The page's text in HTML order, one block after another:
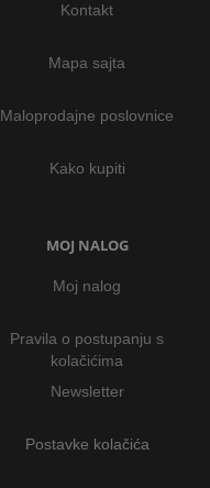
Kontakt
Mapa sajta
Maloprodajne poslovnice
Kako kupiti
MOJ NALOG
Moj nalog
Pravila o postupanju s
kolačićima
Newsletter
Postavke kolačića